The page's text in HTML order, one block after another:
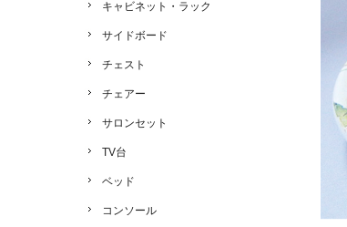
キャビネット・ラック
サイドボード
チェスト
チェアー
サロンセット
TV台
ベッド
コンソール